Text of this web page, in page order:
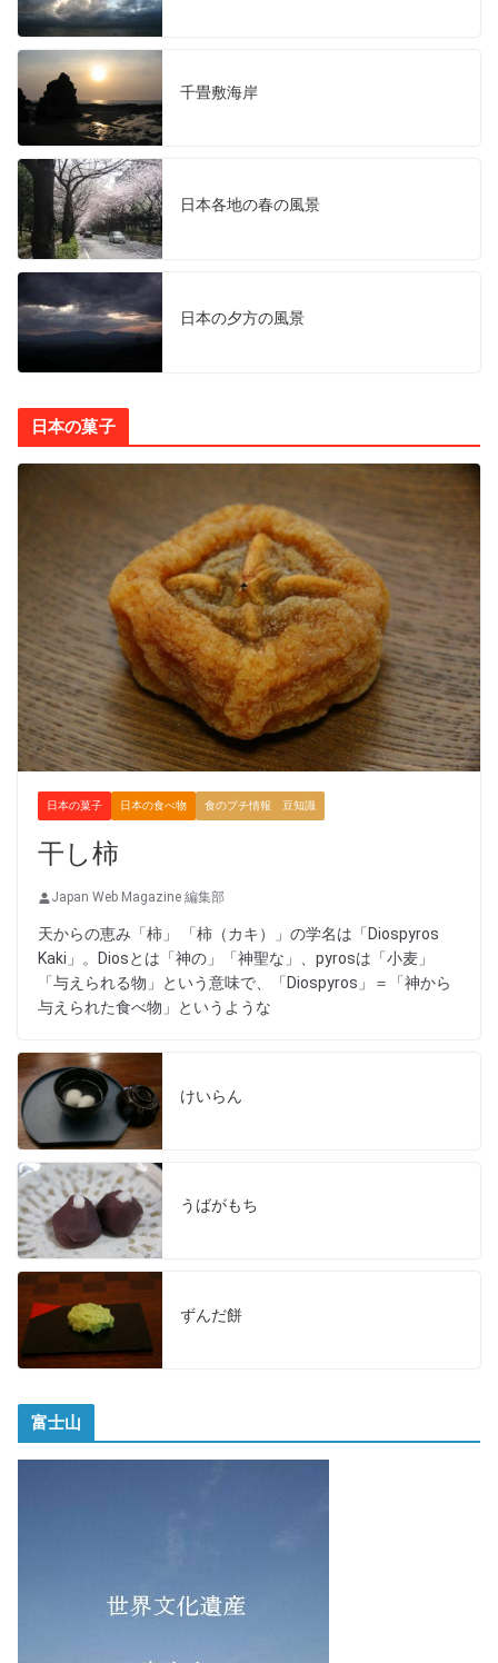
千畳敷海岸
日本各地の春の風景
日本の夕方の風景
日本の菓子
日本の菓子 日本の食べ物 食のプチ情報 豆知識
干し柿
Japan Web Magazine 編集部
天からの恵み「柿」 「柿（カキ）」の学名は「Diospyros
Kaki」。Diosとは「神の」「神聖な」、pyrosは「小麦」
「与えられる物」という意味で、「Diospyros」＝「神から
与えられた食べ物」というような
けいらん
うばがもち
ずんだ餅
富士山